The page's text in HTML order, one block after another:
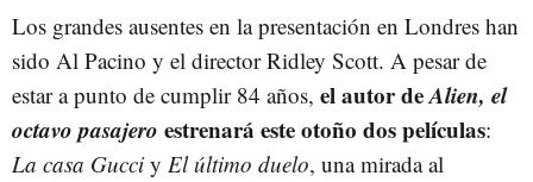
Los grandes ausentes en la presentación en Londres han
sido Al Pacino y el director Ridley Scott. A pesar de
estar a punto de cumplir 84 años, el autor deAlien, el
octavo pasajero estrenará este otoño dos películas:
La casa Gucci y El último duelo, una mirada al